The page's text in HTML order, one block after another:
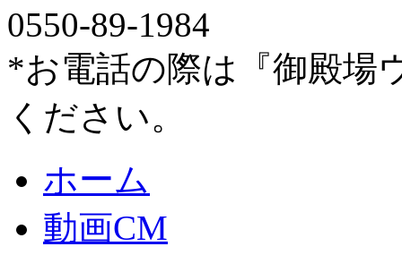
0550-89-1984
*お電話の際は『御殿場
ください。
ホーム
動画CM